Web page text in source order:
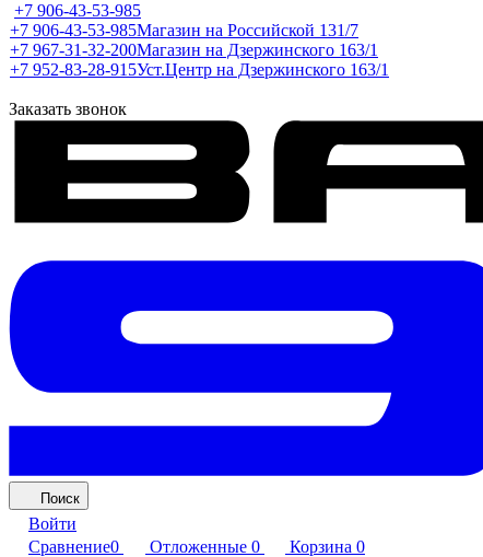
+7 906-43-53-985
+7 906-43-53-985Магазин на Российской 131/7
+7 967-31-32-200Магазин на Дзержинского 163/1
+7 952-83-28-915Уст.Центр на Дзержинского 163/1
Заказать звонок
Поиск
Войти
Сравнение0 Отложенные 0 Корзина 0